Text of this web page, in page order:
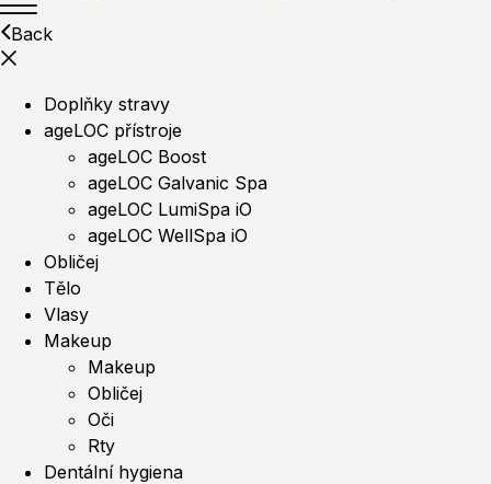
Back
Doplňky stravy
ageLOC přístroje
ageLOC Boost
ageLOC Galvanic Spa
ageLOC LumiSpa iO
ageLOC WellSpa iO
Obličej
Tělo
Vlasy
Makeup
Makeup
Obličej
Oči
Rty
Dentální hygiena